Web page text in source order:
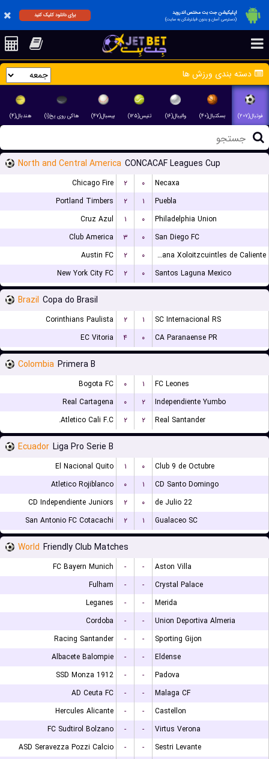
اپلیکیشن جت بت مختص اندروید
(دسترسی آسان و بدون فیلترشکن به سایت)
برای دانلود کلیک کنید
دسته بندی ورزش ها
فوتبال(۲۰۷) بسکتبال(۴۰) والیبال(۱۶) تنیس(۱۲۵) بیسبال(۴۷) هاکی روی یخ(۱) هندبال(۴)
North and Central America CONCACAF Leagues Cup
Chicago Fire ۲ ۰
Necaxa
Portland Timbers
۲ ۱
Puebla
Cruz Azul
۱ ۰
Philadelphia Union
Club America
۳ ۰
San Diego FC
Austin FC
۲ ۰
Club Tijuana Xoloitzcuintles de Caliente
New York City FC
۲ ۰ Santos Laguna Mexico
Brazil Copa do Brasil
Corinthians Paulista ۲ ۱
SC Internacional RS
EC Vitoria
۴ ۰ CA Paranaense PR
Colombia Primera B
Bogota FC ۰ ۱
FC Leones
Real Cartagena
۰ ۲
Independiente Yumbo
Atletico Cali F.C.
۲ ۲ Real Santander
Ecuador Liga Pro Serie B
El Nacional Quito ۱ ۰
Club 9 de Octubre
Atletico Rojiblanco
۰ ۱
CD Santo Domingo
CD Independiente Juniors
۲ ۰
22 de Julio
San Antonio FC Cotacachi
۲ ۱ Gualaceo SC
World Friendly Club Matches
FC Bayern Munich - -
Aston Villa
Fulham
- -
Crystal Palace
Leganes
- -
Merida
Cordoba
- -
Union Deportiva Almeria
Racing Santander
- -
Sporting Gijon
Albacete Balompie
- -
Eldense
SSD Monza 1912
- -
Padova
AD Ceuta FC
- -
Malaga CF
Hercules Alicante
- -
Castellon
FC Sudtirol Bolzano
- -
Virtus Verona
ASD Seravezza Pozzi Calcio
- -
Sestri Levante